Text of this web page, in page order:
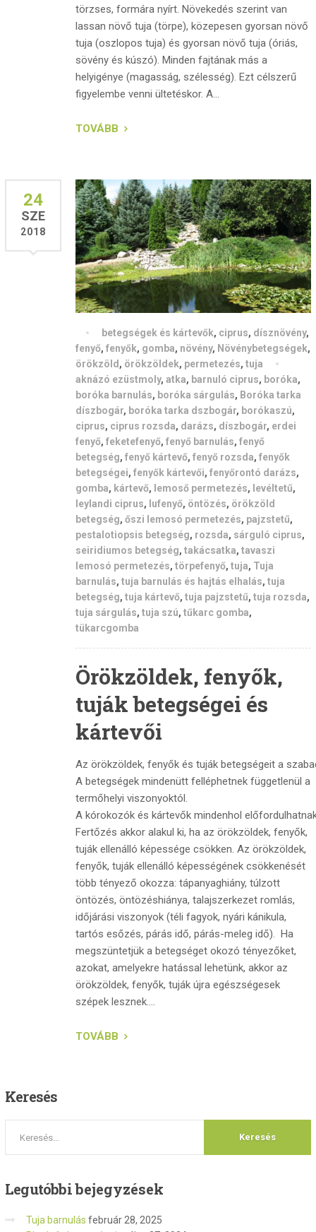
törzses, formára nyírt. Növekedés szerint van
lassan növő tuja (törpe), közepesen gyorsan növő
tuja (oszlopos tuja) és gyorsan növő tuja (óriás,
sövény és kúszó). Minden fajtának más a
helyigénye (magasság, szélesség). Ezt célszerű
figyelembe venni ültetéskor. A...
TOVÁBB
24
SZE
2018
betegségek és kártevők, ciprus, dísznövény,
fenyő, fenyők, gomba, növény, Növénybetegségek,
örökzöld , örökzöldek, permetezés, tuja
aknázó ezüstmoly, atka, barnuló ciprus, boróka,
boróka barnulás, boróka sárgulás, Boróka tarka
díszbogár, boróka tarka dszbogár, borókaszú,
ciprus, ciprus rozsda, darázs, díszbogár, erdei
fenyő, feketefenyő, fenyő barnulás, fenyő
betegség, fenyő kártevő, fenyő rozsda, fenyők
betegségei, fenyők kártevői, fenyőrontó darázs,
gomba, kártevő, lemoső permetezés, levéltetű,
leylandi ciprus, lufenyő, öntözés, örökzöld
betegség, őszi lemosó permetezés, pajzstetű,
pestalotiopsis betegség, rozsda, sárguló ciprus,
seiridiumos betegség, takácsatka, tavaszi
lemosó permetezés, törpefenyő, tuja, Tuja
barnulás, tuja barnulás és hajtás elhalás, tuja
betegség, tuja kártevő, tuja pajzstetű, tuja rozsda,
tuja sárgulás, tuja szú, tűkarc gomba,
tükarcgomba
Örökzöldek, fenyők,
tuják betegségei és
kártevői
Az örökzöldek, fenyők és tuják betegségeit a
A betegségek mindenütt felléphetnek függetlenül a
termőhelyi viszonyoktól.
A kórokozók és kártevők mindenhol
Fertőzés akkor alakul ki, ha az örökzöldek, fenyők,
tuják ellenálló képessége csökken. Az örökzöldek,
fenyők, tuják ellenálló képességének csökkenését
több tényező okozza: tápanyaghiány, túlzott
öntözés, öntözéshiánya, talajszerkezet romlás,
időjárási viszonyok (téli fagyok, nyári kánikula,
tartós esőzés, párás idő, párás-meleg idő). Ha
megszüntetjük a betegséget okozó tényezőket,
azokat, amelyekre hatással lehetünk, akkor az
örökzöldek, fenyők, tuják újra egészségesek
szépek lesznek....
TOVÁBB
Keresés
Legutóbbibejegyzések
Tuja barnulás február 28, 2025